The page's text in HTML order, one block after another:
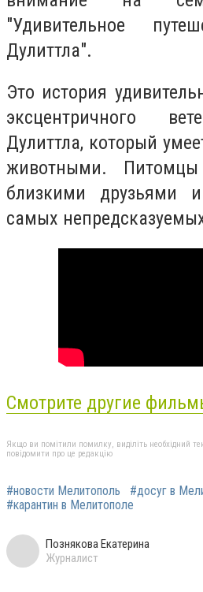
"Удивительное
Дулиттла".
Это история
эксцентричного
Дулиттла, который
животными. Питомцы
близкими друзьями
самых
Смотрите другие
Якщо ви помітили помилку, виділіть необхідний
повідомити про це редакцію
#новости Мелитополь
#досуг в
#карантин в Мелитополе
Познякова Екатерина
Журналист